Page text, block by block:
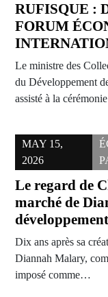
RUFISQUE :
FORUM
Le ministre des
du Développement
assisté à la
MAY 15,
2026
Le regard de
marché de
Dix ans après sa
Diannah Malary,
imposé comme…